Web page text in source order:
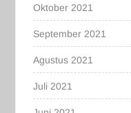
Oktober 2021
September 2021
Agustus 2021
Juli 2021